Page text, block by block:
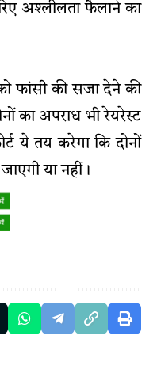
अश्लीलता फैलाने का
फांसी की सजा देने की
का अपराध भी रेयरेस्ट
ये तय करेगा कि दोनों
या नहीं।